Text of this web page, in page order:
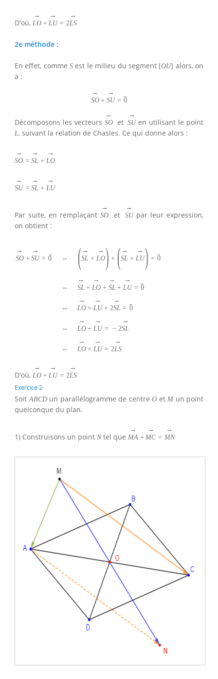
D'où,
→
LO +
→
LU = 2
→
LS
2e méthode :
En effet, commeS est le milieu du segment [OU] alors, on
a :
→
SO +
→
SU =
→
0
Décomposons les vecteurs
→
SO et
→
SUen utilisant le point
L, suivant la relation de Chasles. Ce qui donne alors :
→
SO =
→
SL +
→
LO
→
SU =
→
SL +
→
LU
Par suite, en remplaçant
→
SO et
→
SUpar leur expression,
on obtient :
→
SO +
→
SU =
→
0 ⇔ ( →
SL +
→
LO) + ( →
SL +
→
LU) =
→
0
⇔
→
SL +
→
LO +
→
SL +
→
LU =
→
0
⇔
→
LO +
→
LU + 2
→
SL =
→
0
⇔
→
LO +
→
LU = − 2
→
SL
⇔
→
LO +
→
LU = 2
→
LS
D'où,
→
LO +
→
LU = 2
→
LS
Exercice 2
Soit ABCDun parallélogramme de centre O et M un point
quelconque du plan.
1) Construisons un point Ntel que
→
MA +
→
MC =
→
MN